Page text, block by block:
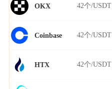
OKX 42个/USDT
Coinbase 42个/USDT
HTX 42个/USDT